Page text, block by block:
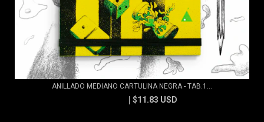
ANILLADO MEDIANO CARTULINA NEGRA - TAB.1...
$11.83 USD